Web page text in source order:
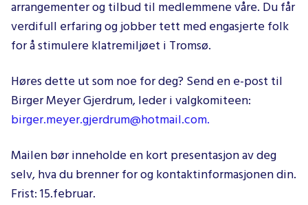
arrangementer og tilbud til medlemmene våre. Du får
verdifull erfaring og jobber tett med engasjerte folk
for å stimulere klatremiljøet i Tromsø.
Høres dette ut som noe for deg? Send en e-post til
Birger Meyer Gjerdrum, leder i valgkomiteen:
birger.meyer.gjerdrum@hotmail.com.
Mailen bør inneholde en kort presentasjon av deg
selv, hva du brenner for og kontaktinformasjonen din.
Frist: 15.februar.